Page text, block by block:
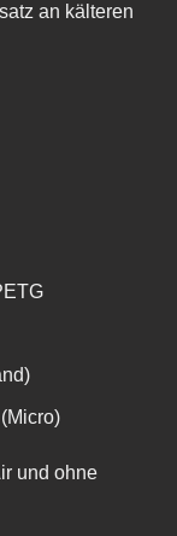
an kälteren
und ohne